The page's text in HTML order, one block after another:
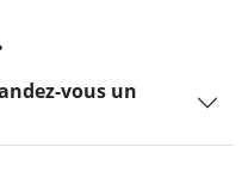
vous un